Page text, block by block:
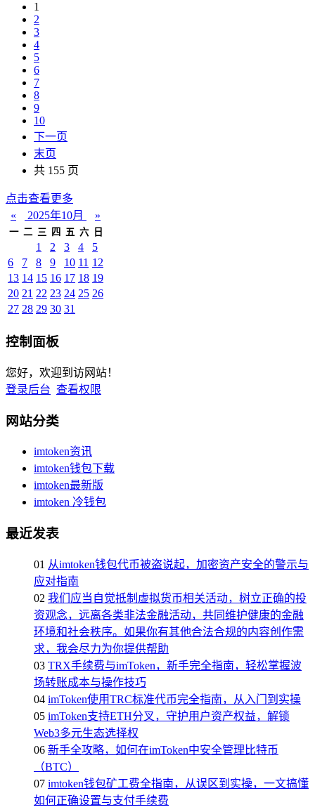
1
2
3
4
5
6
7
8
9
10
下一页
末页
共 155 页
点击查看更多
«
2025年10月 »
一 二 三 四 五 六 日
1 2 3 4
5
6
7 8 9 10 11 12
13 14 15 16 17 18 19
20 21 22 23 24 25 26
27 28 29 30 31
控制面板
您好，欢迎到访网站！
登录后台 查看权限
网站分类
imtoken资讯
imtoken钱包下载
imtoken最新版
imtoken 冷钱包
最近发表
01 从imtoken钱包代币被盗说起，加密资产安全的警示与
应对指南
02 我们应当自觉抵制虚拟货币相关活动，树立正确的投
资观念，远离各类非法金融活动，共同维护健康的金融
环境和社会秩序。如果你有其他合法合规的内容创作需
求，我会尽力为你提供帮助
03 TRX手续费与imToken，新手完全指南，轻松掌握波
场转账成本与操作技巧
04 imToken使用TRC标准代币完全指南，从入门到实操
05 imToken支持ETH分叉，守护用户资产权益，解锁
Web3多元生态选择权
06 新手全攻略，如何在imToken中安全管理比特币
（BTC）
07 imtoken钱包矿工费全指南，从误区到实操，一文搞懂
如何正确设置与支付手续费